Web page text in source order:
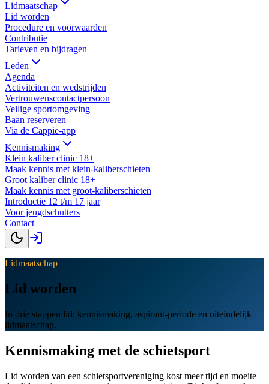
Lidmaatschap
Lid worden
Procedure en voorwaarden
Contributie
Tarieven en bijdragen
Leden
Agenda
Activiteiten en wedstrijden
Vertrouwenscontactpersoon
Veilige sportomgeving
Baan reserveren
Via de Cappie-app
Kennismaking
Klein kaliber clinic 18+
Maak kennis met klein-kaliberschieten
Groot kaliber clinic 18+
Maak kennis met groot-kaliberschieten
Introductie 12 t/m 17 jaar
Voor jeugdschutters
Contact
Lidmaatschap
Lid worden
In drie stappen lid: kennismaking, aspirant-periode en uiteindelijk
lidmaatschap.
Kennismaking met de schietsport
Lid worden van een schietsportvereniging kost meer tijd en moeite